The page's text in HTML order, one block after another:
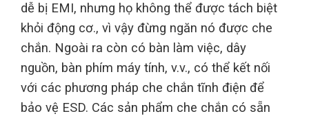
dễ bị EMI, nhưng họ không thể được tách biệt
khỏi động cơ., vì vậy đừng ngăn nó được che
chắn. Ngoài ra còn có bàn làm việc, dây
nguồn, bàn phím máy tính, v.v., có thể kết nối
với các phương pháp che chắn tĩnh điện để
bảo vệ ESD. Các sản phẩm che chắn có sẵn